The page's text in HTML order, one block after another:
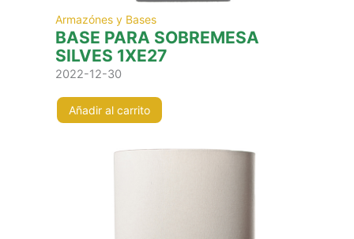
Armazónes y Bases
BASE PARA SOBREMESA
SILVES 1XE27
2022-12-30
Añadir al carrito